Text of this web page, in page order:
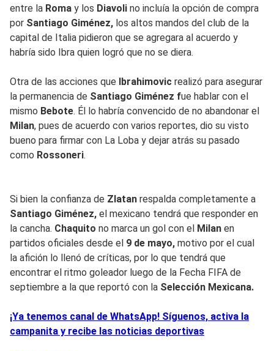
entre la Roma y los Diavoli no incluía la opción de compra
por Santiago Giménez, los altos mandos del club de la
capital de Italia pidieron que se agregara al acuerdo y
habría sido Ibra quien logró que no se diera.
Otra de las acciones que Ibrahimovic realizó para asegurar
la permanencia de Santiago Giménez fue hablar con el
mismo Bebote. Él lo habría convencido de no abandonar el
Milan, pues de acuerdo con varios reportes, dio su visto
bueno para firmar con La Loba y dejar atrás su pasado
como Rossoneri.
Si bien la confianza de Zlatan respalda completamente a
Santiago Giménez, el mexicano tendrá que responder en
la cancha. Chaquito no marca un gol con el Milan en
partidos oficiales desde el 9 de mayo, motivo por el cual
la afición lo llenó de críticas, por lo que tendrá que
encontrar el ritmo goleador luego de la Fecha FIFA de
septiembre a la que reportó con la Selección Mexicana.
¡Ya tenemos canal de WhatsApp! Síguenos, activa la
campanita y recibe las noticias deportivas